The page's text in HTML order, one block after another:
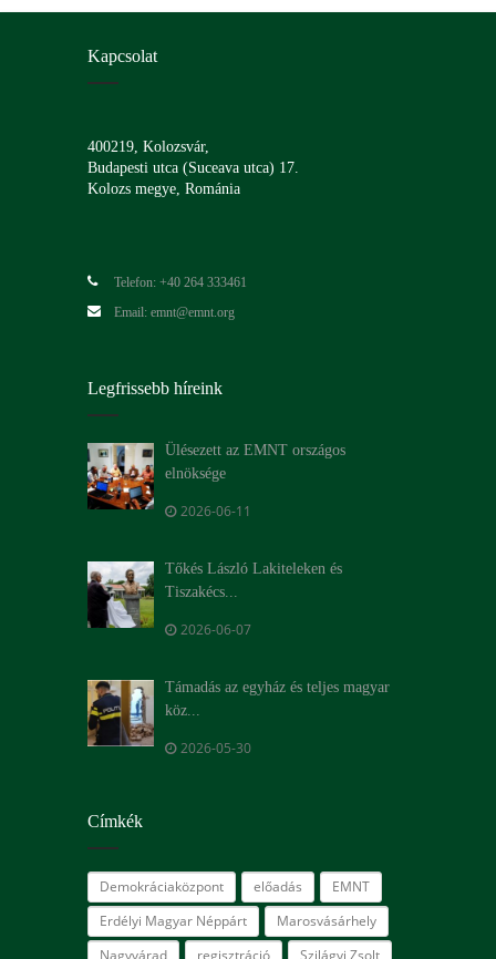
Kapcsolat
400219, Kolozsvár,
Budapesti utca (Suceava utca) 17.
Kolozs megye, Románia
Telefon: +40 264 333461
Email: emnt@emnt.org
Legfrissebb híreink
Ülésezett az EMNT országos
elnöksége
2026-06-11
Tőkés László Lakiteleken és
Tiszakécs...
2026-06-07
Támadás az egyház és teljes magyar
köz...
2026-05-30
Címkék
Demokráciaközpont előadás
EMNT
Erdélyi Magyar Néppárt
Marosvásárhely
Nagyvárad
regisztráció Szilágyi Zsolt